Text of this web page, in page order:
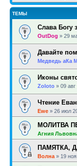
ТЕМЫ
Слава Богу
OutDog » 29
Давайте
Медведь аКа
Иконы
Zoloto » 09
Чтение
Ewe » 26 июл
МОЛИТВА
Агния
ПАМЯТКА,
Волна » 19